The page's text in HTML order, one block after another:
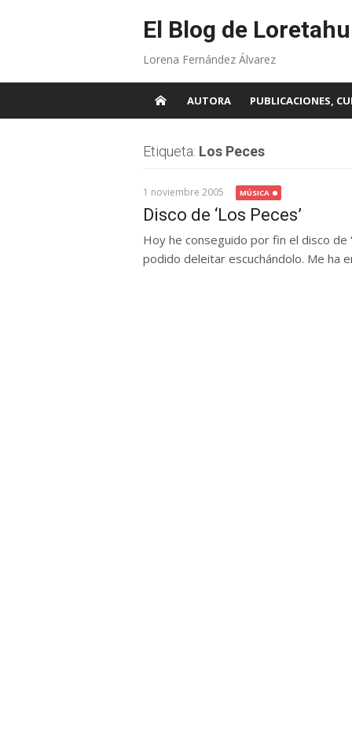
El Blog de
Lorena Fernández Álvarez
AUTORA PUBLICACIONES,
Etiqueta: Los Peces
1 noviembre 2005 MÚSICA
Disco de ‘Los Peces’
Hoy he conseguido por fin el disco de
podido deleitar escuchándolo. Me ha